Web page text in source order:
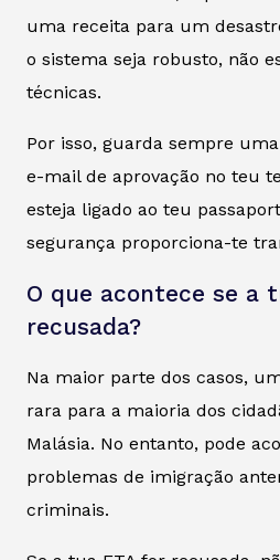
uma receita para um
o sistema seja robusto, não
técnicas.
Por isso, guarda sempre
e-mail de aprovação no teu
esteja ligado ao teu
segurança proporciona-te
O que acontece se a
recusada?
Na maior parte dos casos,
rara para a maioria dos
Malásia. No entanto, pode
problemas de imigração
criminais.